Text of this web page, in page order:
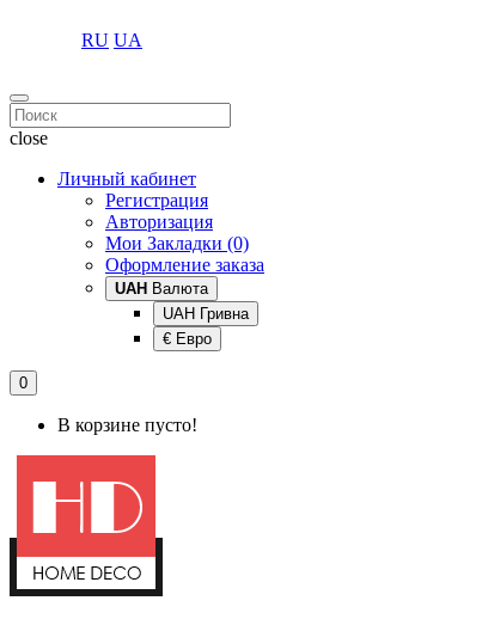
RU UA
close
Личный кабинет
Регистрация
Авторизация
Мои Закладки (0)
Оформление заказа
UAH Валюта
UAH Гривна
€ Евро
0
В корзине пусто!